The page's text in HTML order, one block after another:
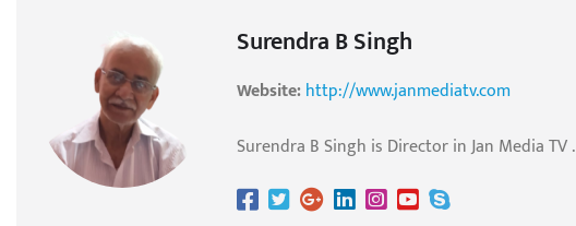
Surendra B Singh
Website:http://www.janmediatv.com
Surendra B Singh is Director in Jan Media TV .